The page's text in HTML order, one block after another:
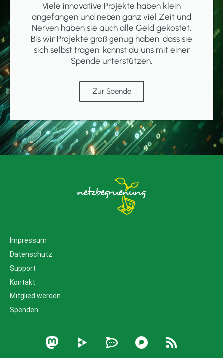
Viele innovative Projekte haben klein
angefangen und neben ganz viel Zeit und
Nerven haben sie auch alle Geld gekostet.
Bis wir Projekte groß genug haben, dass sie
sich selbst tragen, kannst du uns mit einer
Spende unterstützen.
Zur Spende
Impressum
Datenschutz
Support
Kontakt
Mitglied werden
Spenden